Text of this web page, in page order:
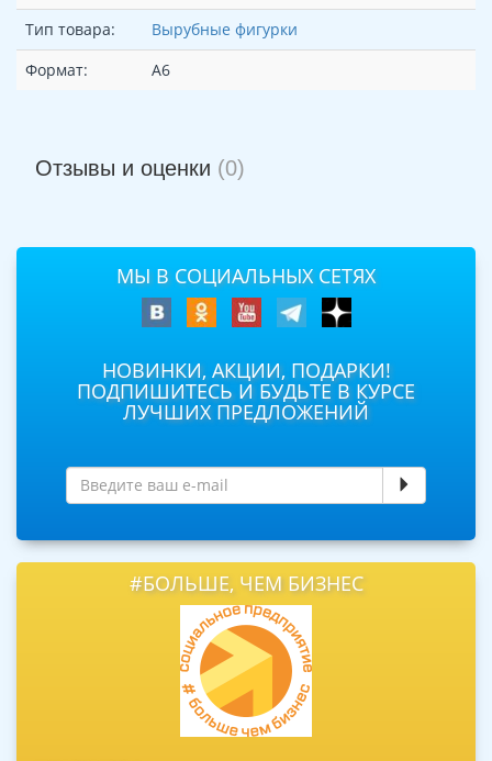
Тип товара:
Вырубные фигурки
Формат:
А6
Отзывы и оценки (0)
МЫ В СОЦИАЛЬНЫХ СЕТЯХ
НОВИНКИ, АКЦИИ, ПОДАРКИ!
ПОДПИШИТЕСЬ И БУДЬТЕ В КУРСЕ
ЛУЧШИХ ПРЕДЛОЖЕНИЙ
#БОЛЬШЕ, ЧЕМ БИЗНЕС